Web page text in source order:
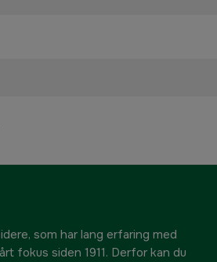
som har lang erfaring med
fokus siden 1911. Derfor kan du